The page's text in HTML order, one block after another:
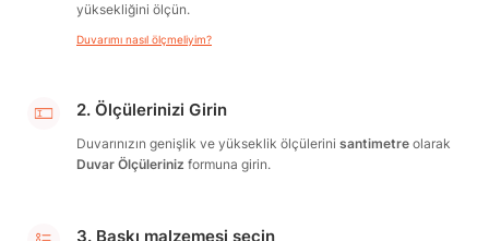
yüksekliğini ölçün.
Duvarımı nasıl ölçmeliyim?
2. Ölçülerinizi Girin
Duvarınızın genişlik ve yükseklik ölçülerini santimetre olarak
Duvar Ölçüleriniz formuna girin.
3. Baskı malzemesi seçin